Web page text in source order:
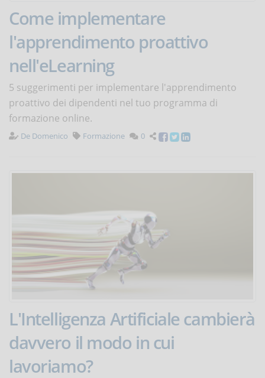
Come implementare
l'apprendimento proattivo
nell'eLearning
5 suggerimenti per implementare l'apprendimento
proattivo dei dipendenti nel tuo programma di
formazione online.
De Domenico Formazione 0
L'Intelligenza Artificiale cambierà
davvero il modo in cui
lavoriamo?